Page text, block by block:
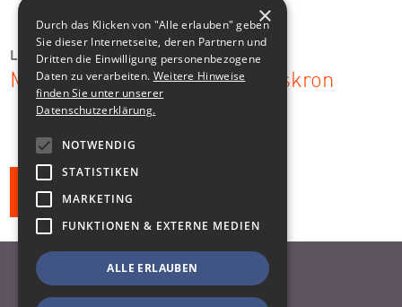
Landskron
Multisensual erlebbar: Landskron
Alle Klienten
Nach oben
Datenschutzhinweise
×
Durch das Klicken von "Alle erlauben" geben
Sie dieser Internetseite, deren Partnern und
Dritten die Einwilligung personenbezogene
Daten zu verarbeiten. Weitere Hinweise
finden Sie unter unserer
Datenschutzerklärung.
NOTWENDIG
STATISTIKEN
MARKETING
FUNKTIONEN & EXTERNE MEDIEN
ALLE ERLAUBEN